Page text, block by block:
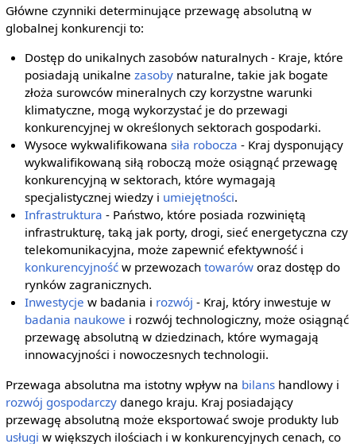
Główne czynniki determinujące przewagę absolutną w
globalnej konkurencji to:
Dostęp do unikalnych zasobów naturalnych - Kraje, które
posiadają unikalnezasoby naturalne, takie jak bogate
złoża surowców mineralnych czy korzystne warunki
klimatyczne, mogą wykorzystać je do przewagi
konkurencyjnej w określonych sektorach gospodarki.
Wysoce wykwalifikowanasiła robocza - Kraj dysponujący
wykwalifikowaną siłą roboczą może osiągnąć przewagę
konkurencyjną w sektorach, które wymagają
specjalistycznej wiedzy i umiejętności.
Infrastruktura - Państwo, które posiada rozwiniętą
infrastrukturę, taką jak porty, drogi, sieć energetyczna czy
telekomunikacyjna, może zapewnić efektywność i
konkurencyjność w przewozachtowarów oraz dostęp do
rynków zagranicznych.
Inwestycje w badania i rozwój - Kraj, który inwestuje w
badania naukowe i rozwój technologiczny, może osiągnąć
przewagę absolutną w dziedzinach, które wymagają
innowacyjności i nowoczesnych technologii.
Przewaga absolutna ma istotny wpływ na bilanshandlowy i
rozwój gospodarczydanego kraju. Kraj posiadający
przewagę absolutną może eksportować swoje produkty lub
usługi w większych ilościach i w konkurencyjnych cenach, co